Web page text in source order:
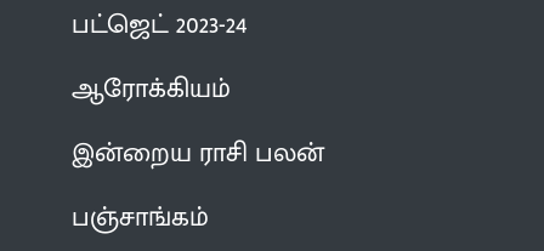
பட்ஜெட் 2023-24
ஆரோக்கியம்
இன்றைய ராசி பலன்
பஞ்சாங்கம்